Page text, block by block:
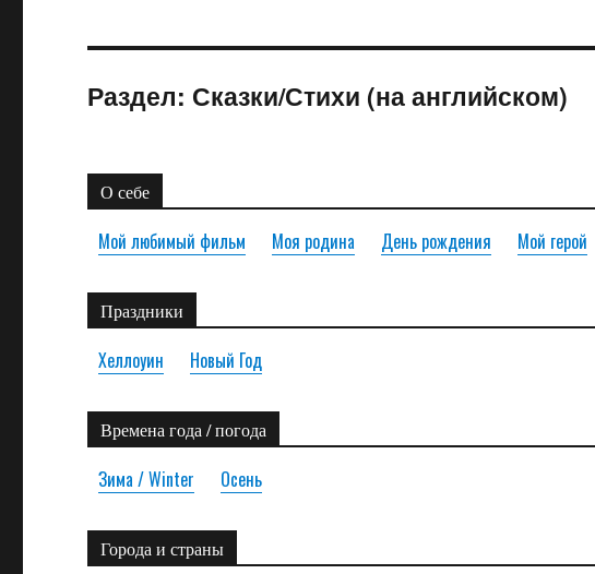
Раздел: Сказки/Стихи (на английском)
О себе
Мой любимый фильм Моя родина День рождения Мой герой
Праздники
Хеллоуин Новый Год
Времена года / погода
Зима / Winter Осень
Города и страны